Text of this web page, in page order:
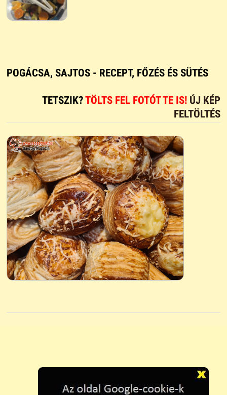
POGÁCSA, SAJTOS - RECEPT, FŐZÉS ÉS SÜTÉS
TETSZIK?TÖLTS FEL FOTÓT TE IS! ÚJ KÉP
FELTÖLTÉS